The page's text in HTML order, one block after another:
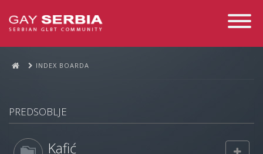
Toggle
INDEX BOARDA
PREDSOBLJE
Kafić